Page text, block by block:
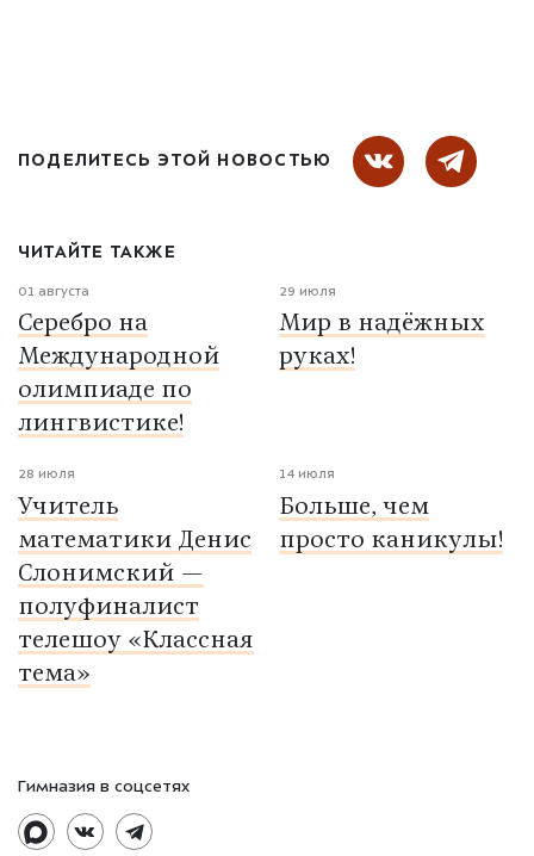
ПОДЕЛИТЕСЬ ЭТОЙ НОВОСТЬЮ
ЧИТАЙТЕ ТАКЖЕ
01 августа
Серебро на
Международной
олимпиаде по
лингвистике!
29 июля
Мир в надёжных
руках!
28 июля
Учитель
математики Денис
Слонимский —
полуфиналист
телешоу «Классная
тема»
14 июля
Больше, чем
просто каникулы!
Гимназия в соцсетях